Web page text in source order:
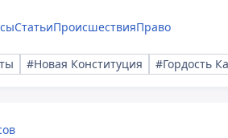
СтатьиПроисшествияПраво
#Новая Конституция #Гордость